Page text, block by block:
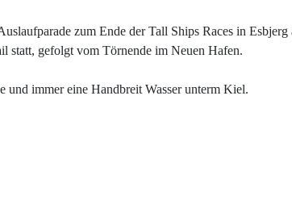
zum Ende der Tall Ships Races in
statt, gefolgt vom Törnende im Neuen Hafen.
und immer eine Handbreit Wasser unterm Kiel.